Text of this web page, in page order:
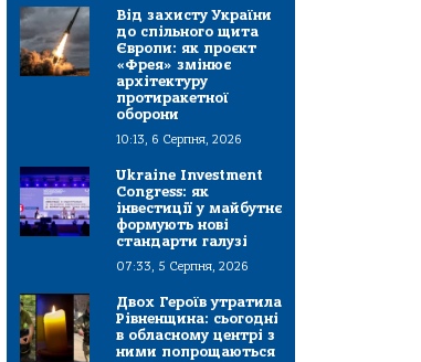
Від захисту України
до спільного щита
Європи: як проєкт
«Фрея» змінює
архітектуру
протиракетної
оборони
10:13, 6 Серпня, 2026
Ukraine Investment
Congress: як
інвестиції у майбутнє
формують нові
стандарти галузі
07:33, 5 Серпня, 2026
Двох Героїв утратила
Рівненщина: сьогодні
в обласному центрі з
ними попрощаються